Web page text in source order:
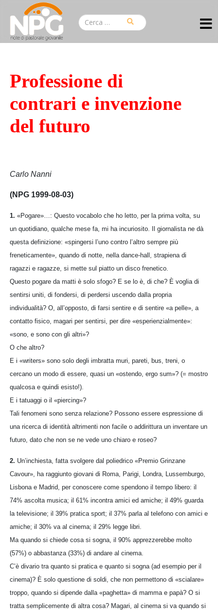
Professione di
contrari e invenzione
del futuro
Carlo Nanni
(NPG 1999-08-03)
1. «Pogare»…: Questo vocabolo che ho letto, per la prima volta, su
un quotidiano, qualche mese fa, mi ha incuriosito. Il giornalista ne dà
questa definizione: «spingersi l’uno contro l’altro sempre più
freneticamente», quando di notte, nella dance-hall, strapiena di
ragazzi e ragazze, si mette sul piatto un disco frenetico.
Questo pogare da matti è solo sfogo? E se lo è, di che? È voglia di
sentirsi uniti, di fondersi, di perdersi uscendo dalla propria
individualità? O, all’opposto, di farsi sentire e di sentire «a pelle», a
contatto fisico, magari per sentirsi, per dire «esperienzialmente»:
«sono, e sono con gli altri»?
O che altro?
E i «writers» sono solo degli imbratta muri, pareti, bus, treni, o
cercano un modo di essere, quasi un «ostendo, ergo sum»? (= mostro
qualcosa e quindi esisto!).
E i tatuaggi o il «piercing»?
Tali fenomeni sono senza relazione? Possono essere espressione di
una ricerca di identità altrimenti non facile o addirittura un inventare un
futuro, dato che non se ne vede uno chiaro e roseo?
2. Un’inchiesta, fatta svolgere dal poliedrico «Premio Grinzane
Cavour», ha raggiunto giovani di Roma, Parigi, Londra, Lussemburgo,
Lisbona e Madrid, per conoscere come spendono il tempo libero: il
74% ascolta musica; il 61% incontra amici ed amiche; il 49% guarda
la televisione; il 39% pratica sport; il 37% parla al telefono con amici e
amiche; il 30% va al cinema; il 29% legge libri.
Ma quando si chiede cosa si sogna, il 90% apprezzerebbe molto
(57%) o abbastanza (33%) di andare al cinema.
C’è divario tra quanto si pratica e quanto si sogna (ad esempio per il
cinema)? È solo questione di soldi, che non permettono di «scialare»
troppo, quando si dipende dalla «paghetta» di mamma e papà? O si
tratta semplicemente di altra cosa? Magari, al cinema si va quando si